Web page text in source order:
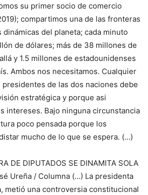
su primer socio de comercio
compartimos una de las fronteras
dinámicas del planeta; cada minuto
de dólares; más de 38 millones de
y 1.5 millones de estadounidenses
Ambos nos necesitamos. Cualquier
de las dos naciones debe
estratégica y porque asi
intereses. Bajo ninguna circunstancia
poco pensada porque los
mucho de lo que se espera. (…)
DE DIPUTADOS SE DINAMITA SOLA
Ureña / Columna (…) La presidenta
metió una controversia constitucional